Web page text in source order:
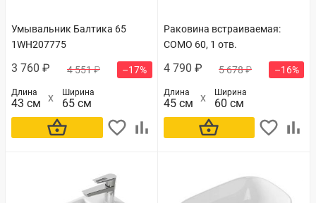
Умывальник Балтика 65
1WH207775
3 760 ₽ 4 551 ₽ –17%
Длина
43 см
Ширина
65 см
В корзину
Раковина встраиваемая:
COMO 60, 1 отв.
4 790 ₽ 5 678 ₽ –16%
Длина
45 см
Ширина
60 см
В корзину